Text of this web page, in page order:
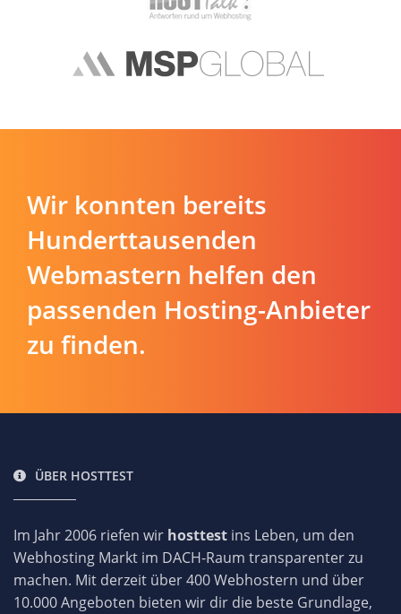
Wir konnten bereits
Hunderttausenden
Webmastern helfen den
passenden Hosting-Anbieter
zu finden.
ÜBER HOSTTEST
Im Jahr 2006 riefen wir hosttest ins Leben, um den
Webhosting Markt im DACH-Raum transparenter zu
machen. Mit derzeit über 400 Webhostern und über
10.000 Angeboten bieten wir dir die beste Grundlage,